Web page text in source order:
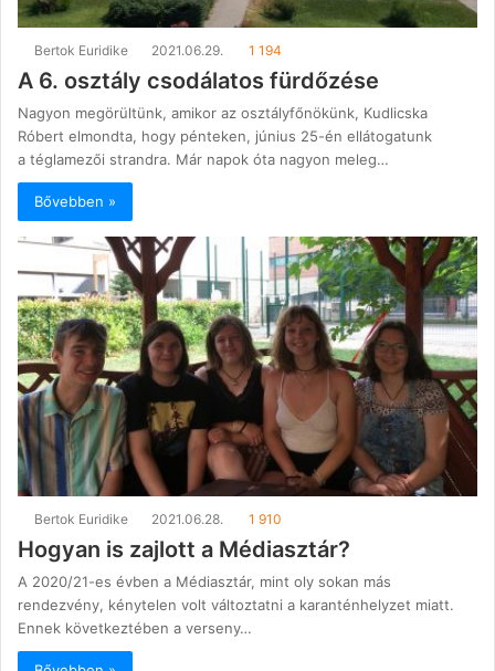
Bertok Euridike 2021.06.29. 1 194
A 6. osztály csodálatos fürdőzése
Nagyon megörültünk, amikor az osztályfőnökünk, Kudlicska
Róbert elmondta, hogy pénteken, június 25-én ellátogatunk
a téglamezői strandra. Már napok óta nagyon meleg…
Bővebben »
Bertok Euridike 2021.06.28. 1 910
Hogyan is zajlott a Médiasztár?
A 2020/21-es évben a Médiasztár, mint oly sokan más
rendezvény, kénytelen volt változtatni a karanténhelyzet miatt.
Ennek következtében a verseny…